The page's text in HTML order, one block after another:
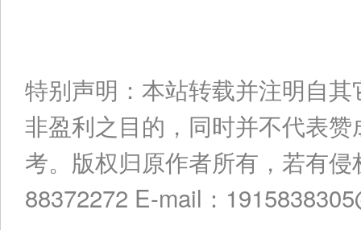
特别声明：本站转载并注明自
非盈利之目的，同时并不代表
考。版权归原作者所有，若有
88372272 E-mail：